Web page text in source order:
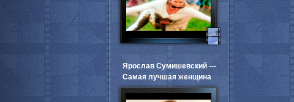
Ярослав Сумишевский ---
Самая лучшая женщина